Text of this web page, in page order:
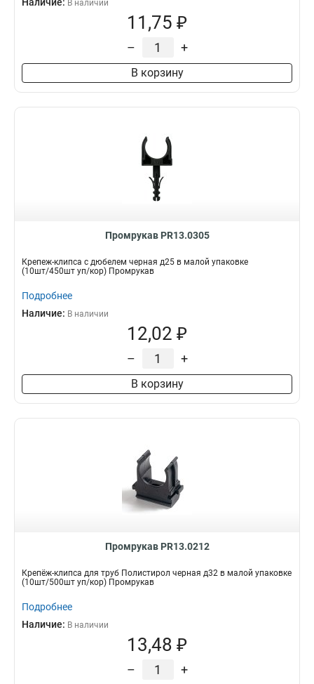
В наличии
11,75 ₽
– +
В корзину
Промрукав PR13.0305
Крепеж-клипса с дюбелем черная д25 в малой упаковке
(10шт/450шт уп/кор) Промрукав
Подробнее
Наличие: В наличии
12,02 ₽
– +
В корзину
Промрукав PR13.0212
Крепёж-клипса для труб Полистирол черная д32 в малой упаковке
(10шт/500шт уп/кор) Промрукав
Подробнее
Наличие: В наличии
13,48 ₽
– +